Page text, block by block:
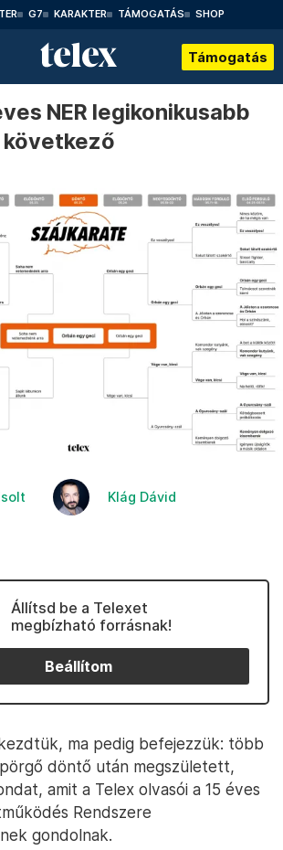
G7 KARAKTER TÁMOGATÁS SHOP
Támogatás
NER legikonikusabb
következő
Klág Dávid
Állítsd be a Telexet
megbízható forrásnak!
Beállítom
ma pedig befejezzük: több
döntő után megszületett,
amit a Telex olvasói a 15 éves
Rendszere
gondolnak.